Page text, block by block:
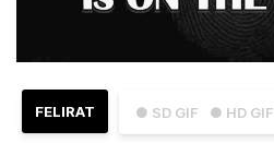
● SD GIF ● HD GIF
FELIRAT